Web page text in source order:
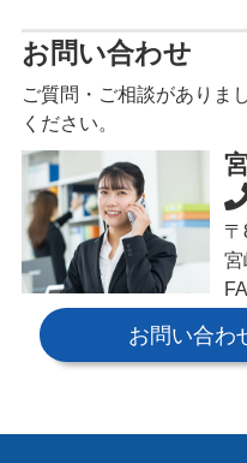
お問い合わせ
ご質問・ご相談がありま
ください。
お問い合わ